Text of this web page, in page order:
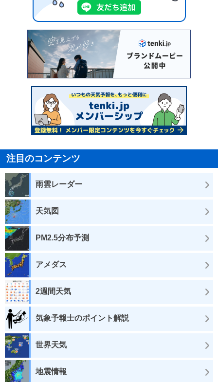
注目のコンテンツ
雨雲レーダー
天気図
PM2.5分布予測
アメダス
2週間天気
気象予報士のポイント解説
世界天気
地震情報